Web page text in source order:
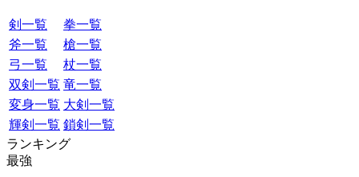
剣一覧
拳一覧
斧一覧
槍一覧
弓一覧
杖一覧
双剣一覧 竜一覧
変身一覧 大剣一覧
輝剣一覧 鎖剣一覧
ランキング
最強